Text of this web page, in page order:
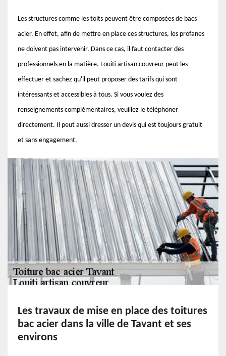
Les structures comme les toits peuvent être composées de bacs
acier. En effet, afin de mettre en place ces structures, les profanes
ne doivent pas intervenir. Dans ce cas, il faut contacter des
professionnels en la matière. Louiti artisan couvreur peut les
effectuer et sachez qu'il peut proposer des tarifs qui sont
intéressants et accessibles à tous. Si vous voulez des
renseignements complémentaires, veuillez le téléphoner
directement. Il peut aussi dresser un devis qui est toujours gratuit
et sans engagement.
Les travaux de mise en place des toitures
bac acier dans la ville de Tavant et ses
environs